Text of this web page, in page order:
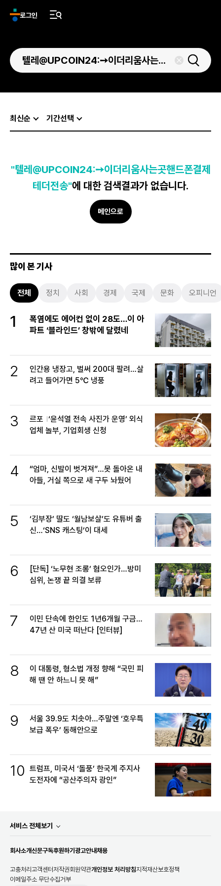
로그인
최신순 기간선택
"텔레@UPCOIN24:➙이더리움사는곳핸드폰결제
테더전송"에 대한 검색결과가 없습니다.
메인으로
많이 본 기사
전체 정치 사회 경제 국제 문화 오피니언
1
폭염에도 에어컨 없이 28도…이 아
파트 ‘블라인드’ 창밖에 달렸네
2
인간용 냉장고, 벌써 200대 팔려…살
려고 들어가면 5℃ 냉풍
3 르포 ‘윤석열 전속 사진가 운영’ 외식
업체 놀부, 기업회생 신청
4
“엄마, 신발이 벗겨져”…못 돌아온 내
아들, 거실 쪽으로 새 구두 놔뒀어
5
‘김부장’ 딸도 ‘월남보살’도 유튜버 출
신…‘SNS 캐스팅’이 대세
6
[단독] ‘노무현 조롱’ 혐오인가…방미
심위, 논쟁 끝 의결 보류
7
이민 단속에 한인도 1년6개월 구금…
47년 산 미국 떠난다 [인터뷰]
8
이 대통령, 형소법 개정 향해 “국민 피
해 땐 안 하느니 못 해”
9
서울 39.9도 치솟아…주말엔 ‘호우특
보급 폭우’ 동해안으로
10 트럼프, 미국서 ‘돌풍’ 한국계 주지사
도전자에 “공산주의자 광인”
서비스 전체보기
회사소개신문구독후원하기 광고안내채용
고충처리 고객센터저작권회원약관개인정보 처리방침지적재산보호정책
이메일주소 무단수집거부